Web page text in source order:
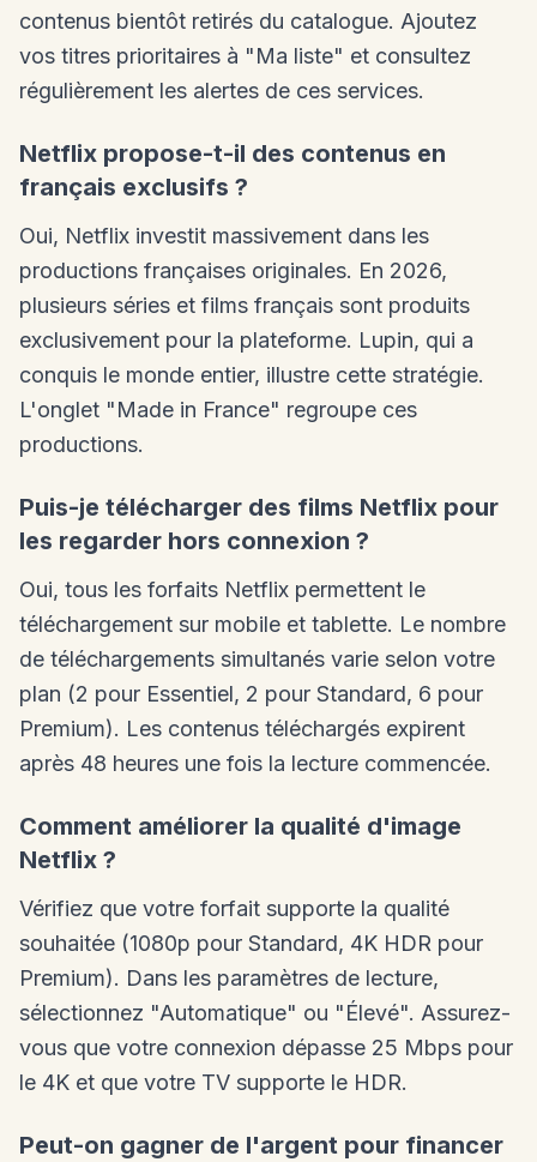
contenus bientôt retirés du catalogue. Ajoutez
vos titres prioritaires à "Ma liste" et consultez
régulièrement les alertes de ces services.
Netflix propose-t-il des contenus en
français exclusifs ?
Oui, Netflix investit massivement dans les
productions françaises originales. En 2026,
plusieurs séries et films français sont produits
exclusivement pour la plateforme. Lupin, qui a
conquis le monde entier, illustre cette stratégie.
L'onglet "Made in France" regroupe ces
productions.
Puis-je télécharger des films Netflix pour
les regarder hors connexion ?
Oui, tous les forfaits Netflix permettent le
téléchargement sur mobile et tablette. Le nombre
de téléchargements simultanés varie selon votre
plan (2 pour Essentiel, 2 pour Standard, 6 pour
Premium). Les contenus téléchargés expirent
après 48 heures une fois la lecture commencée.
Comment améliorer la qualité d'image
Netflix ?
Vérifiez que votre forfait supporte la qualité
souhaitée (1080p pour Standard, 4K HDR pour
Premium). Dans les paramètres de lecture,
sélectionnez "Automatique" ou "Élevé". Assurez-
vous que votre connexion dépasse 25 Mbps pour
le 4K et que votre TV supporte le HDR.
Peut-on gagner de l'argent pour financer